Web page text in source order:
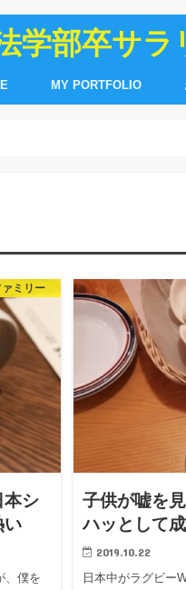
学部卒サ
MY PORTFOLIO
ァミリー
本シ
い
、僕を
子供が嘘を
ハッとして
2019.10.22
日本中がラグビー